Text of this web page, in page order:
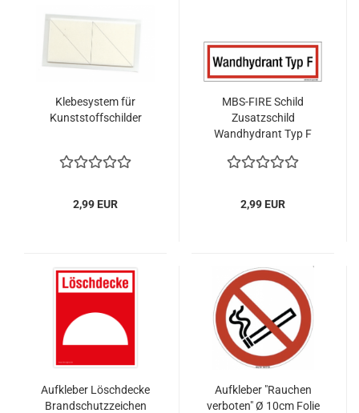
Klebesystem für
Kunststoffschilder
2,99 EUR
MBS-FIRE Schild
Zusatzschild
Wandhydrant Typ F
15x5,2cm
2,99 EUR
Aufkleber Löschdecke
Brandschutzzeichen
Aufkleber "Rauchen
verboten" Ø 10cm Folie